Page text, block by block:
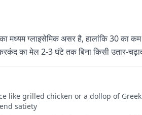
ग्लाइसेमिक असर है, हालांकि 30 का कम
का मेल 2-3 घंटे तक बिना किसी उतार-
like grilled chicken or a dollop of
satiety